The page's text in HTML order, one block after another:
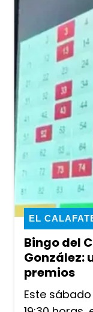
Bingo del
González:
premios
EL
Este